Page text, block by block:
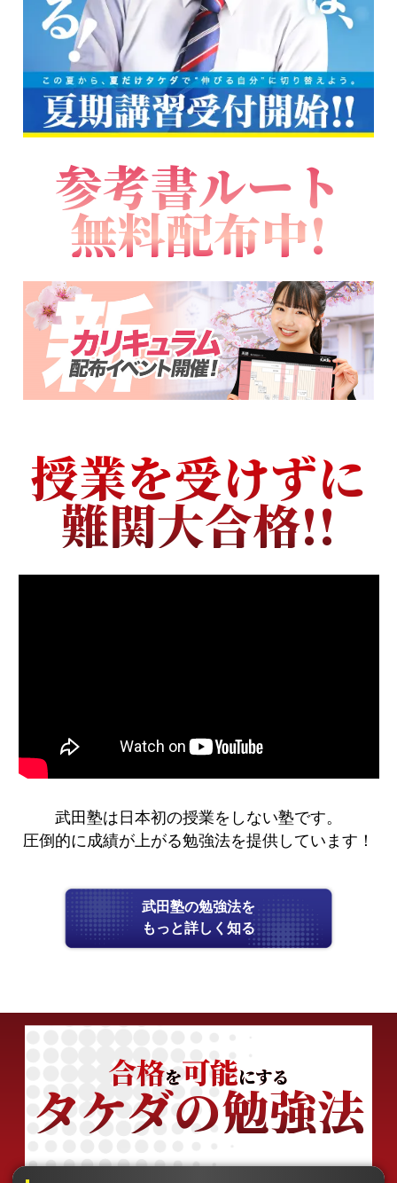
参考書ルート
無料配布中!
授業を受けずに
難関大合格!!
武田塾は日本初の授業をしない塾です。
圧倒的に成績が上がる勉強法を提供しています！
武田塾の勉強法を
もっと詳しく知る
合格を可能にする
タケダの勉強法